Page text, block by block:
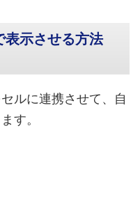
表示させる方法
ルに連携させて、自
す。